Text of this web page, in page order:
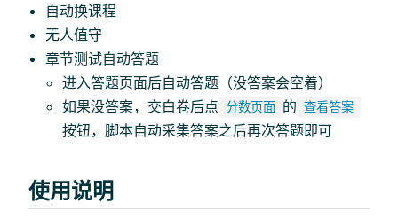
自动换课程
无人值守
章节测试自动答题
进入答题页面后自动答题（没答案会空着）
如果没答案，交白卷后点 分数页面 的 查看答案
按钮，脚本自动采集答案之后再次答题即可
使用说明